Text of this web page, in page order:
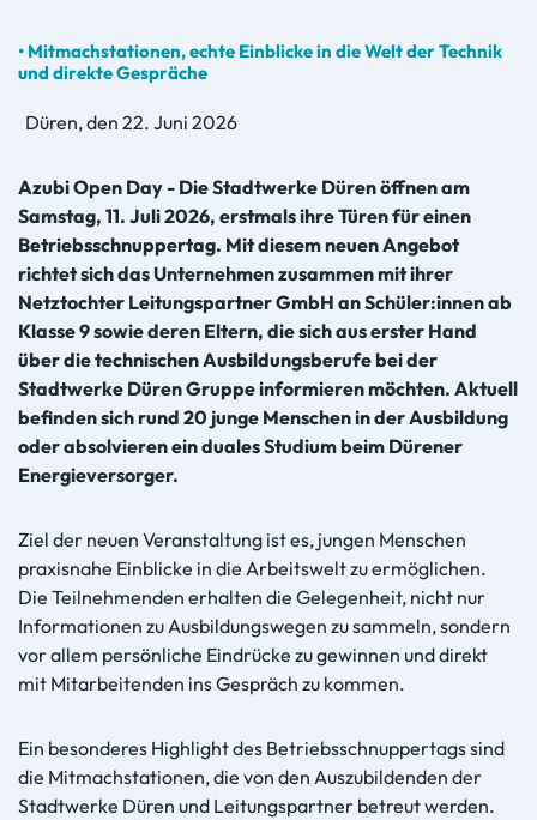
• Mitmachstationen, echte Einblicke in die Welt der Technik
und direkte Gespräche
Düren, den 22. Juni 2026
Azubi Open Day - Die Stadtwerke Düren öffnen am
Samstag, 11. Juli 2026, erstmals ihre Türen für einen
Betriebsschnuppertag. Mit diesem neuen Angebot
richtet sich das Unternehmen zusammen mit ihrer
Netztochter Leitungspartner GmbH an Schüler:innen ab
Klasse 9 sowie deren Eltern, die sich aus erster Hand
über die technischen Ausbildungsberufe bei der
Stadtwerke Düren Gruppe informieren möchten. Aktuell
befinden sich rund 20 junge Menschen in der Ausbildung
oder absolvieren ein duales Studium beim Dürener
Energieversorger.
Ziel der neuen Veranstaltung ist es, jungen Menschen
praxisnahe Einblicke in die Arbeitswelt zu ermöglichen.
Die Teilnehmenden erhalten die Gelegenheit, nicht nur
Informationen zu Ausbildungswegen zu sammeln, sondern
vor allem persönliche Eindrücke zu gewinnen und direkt
mit Mitarbeitenden ins Gespräch zu kommen.
Ein besonderes Highlight des Betriebsschnuppertags sind
die Mitmachstationen, die von den Auszubildenden der
Stadtwerke Düren und Leitungspartner betreut werden.